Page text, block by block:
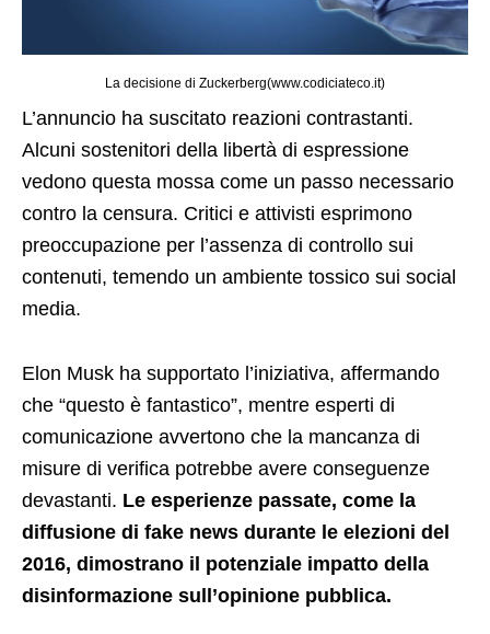
La decisione di Zuckerberg(www.codiciateco.it)
L’annuncio ha suscitato reazioni contrastanti.
Alcuni sostenitori della libertà di espressione
vedono questa mossa come un passo necessario
contro la censura. Critici e attivisti esprimono
preoccupazione per l’assenza di controllo sui
contenuti, temendo un ambiente tossico sui social
media.
Elon Musk ha supportato l’iniziativa, affermando
che “questo è fantastico”, mentre esperti di
comunicazione avvertono che la mancanza di
misure di verifica potrebbe avere conseguenze
devastanti. Le esperienze passate, come la
diffusione di fake news durante le elezioni del
2016, dimostrano il potenziale impatto della
disinformazione sull’opinione pubblica.